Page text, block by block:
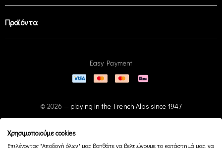
Προϊόντα
Easy Payment
© 2026 — playing in the French Alps since 1947
Χρησιμοποιούμε cookies
Επιλέγοντας "Αποδοχή όλων" μας βοηθάτε να βελτιώνουμε το κατάστημά μας, να